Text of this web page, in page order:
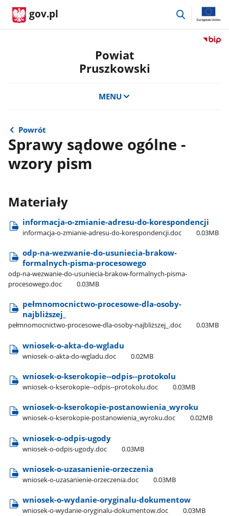
gov.pl
przejdź
Przejdź
Powiat
Pruszkowski
MENU
Powrót
Sprawy sądowe ogólne -
wzory pism
Materiały
informacja-o-zmianie-adresu-do-korespondencji
informacja-o-zmianie-adresu-do-korespondencji.doc 0.03MB
odp-na-wezwanie-do-usuniecia-brakow-
formalnych-pisma-procesowego
odp-na-wezwanie-do-usuniecia-brakow-formalnych-pisma-
procesowego.doc
0.03MB
pełmnomocnictwo-procesowe-dla-osoby-
najbliższej​_
pełmnomocnictwo-procesowe-dla-osoby-najbliższej​_.doc 0.03MB
wniosek-o-akta-do-wgladu
wniosek-o-akta-do-wgladu.doc 0.02MB
wniosek-o-kserokopie--odpis--protokolu
wniosek-o-kserokopie--odpis--protokolu.doc 0.03MB
wniosek-o-kserokopie-postanowienia​_wyroku
wniosek-o-kserokopie-postanowienia​_wyroku.doc 0.02MB
wniosek-o-odpis-ugody
wniosek-o-odpis-ugody.doc 0.03MB
wniosek-o-uzasanienie-orzeczenia
wniosek-o-uzasanienie-orzeczenia.doc 0.03MB
wniosek-o-wydanie-oryginalu-dokumentow
wniosek-o-wydanie-oryginalu-dokumentow.doc 0.03MB